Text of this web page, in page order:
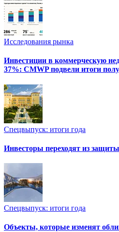
Исследования рынка
Инвестиции в коммерческую
37%: CMWP подвели итоги
Спецвыпуск: итоги года
Инвесторы переходят из
Спецвыпуск: итоги года
Объекты, которые изменят